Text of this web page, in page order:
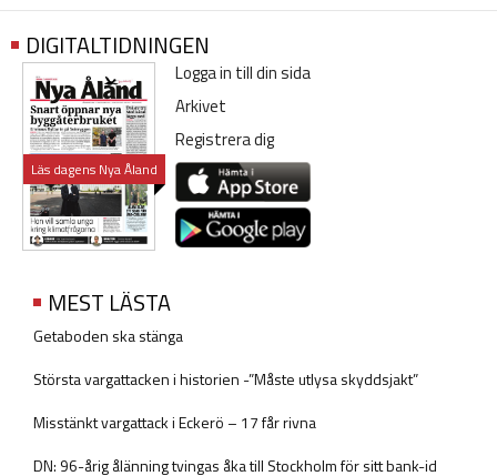
DIGITALTIDNINGEN
Läs dagens Nya Åland
Logga in till din sida
Arkivet
Registrera dig
MEST LÄSTA
Getaboden ska stänga
Största vargattacken i historien -”Måste utlysa skyddsjakt”
Misstänkt vargattack i Eckerö – 17 får rivna
DN: 96-årig ålänning tvingas åka till Stockholm för sitt bank-id